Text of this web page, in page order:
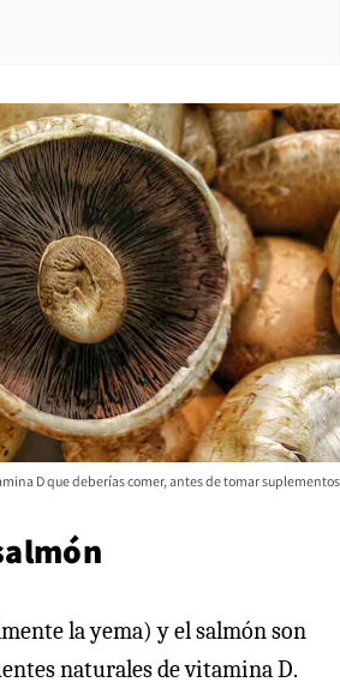
D que deberías comer, antes de tomar suplementos
la yema) y el salmón son
naturales de vitamina D.